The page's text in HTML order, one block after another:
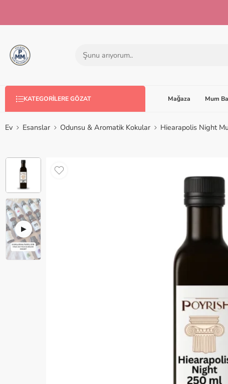
KATEGORILERE GÖZAT Mağaza Mum
Ev Esanslar Odunsu & Aromatik Kokular Hiearapolis Night